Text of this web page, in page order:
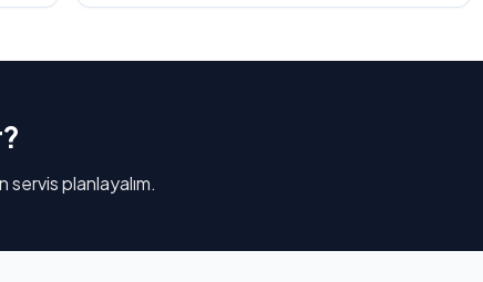
servis planlayalım.